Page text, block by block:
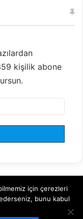
kişilik abone
hakları saklıdır.
Yönetilen Sunucu
için çerezleri
bunu kabul